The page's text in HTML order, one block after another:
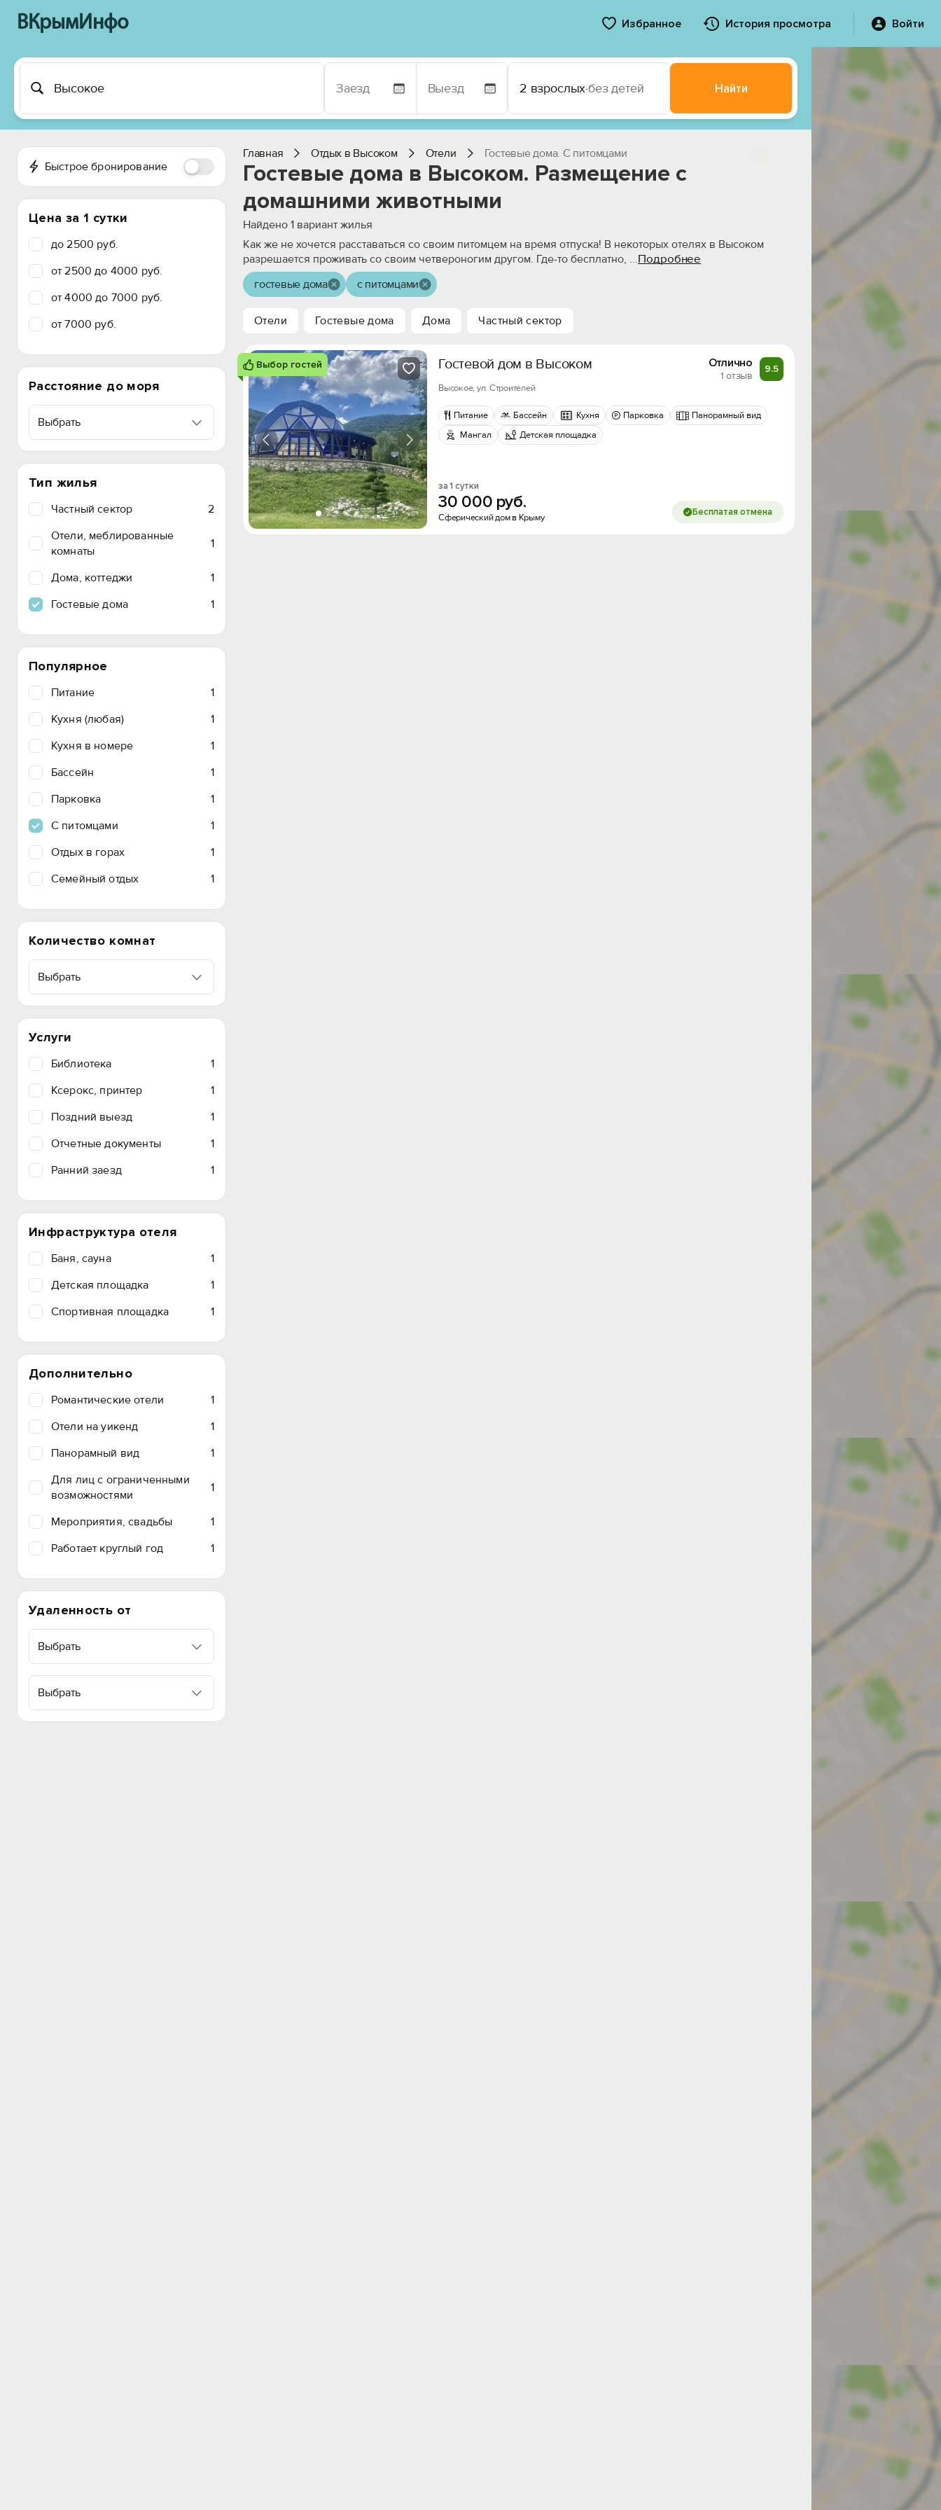
ВКрымИнфо Избранное История просмотра Войти
2 взрослых·без детей Найти
Быстрое бронирование
Цена за 1 сутки
до 2500 руб.
от 2500 до 4000 руб.
от 4000 до 7000 руб.
от 7000 руб.
Расстояние до моря
Выбрать
Тип жилья
Частный сектор
2
Отели, меблированные
комнаты
1
Дома, коттеджи
1
Гостевые дома
1
Популярное
Питание
1
Кухня (любая)
1
Кухня в номере
1
Бассейн
1
Парковка
1
C питомцами
1
Отдых в горах
1
Семейный отдых
1
Количество комнат
Выбрать
Услуги
Библиотека
1
Ксерокс, принтер
1
Поздний выезд
1
Отчетные документы
1
Ранний заезд
1
Инфраструктура отеля
Баня, сауна
1
Детская площадка
1
Спортивная площадка
1
Дополнительно
Романтические отели
1
Отели на уикенд
1
Панорамный вид
1
Для лиц с ограниченными
возможностями
1
Мероприятия, свадьбы
1
Работает круглый год
1
Удаленность от
Выбрать
Выбрать
Главная Отдых в Высоком Отели Гостевые дома. С питомцами
Гостевые дома в Высоком. Размещение с
домашними животными
Найдено 1 вариант жилья
Как же не хочется расставаться со своим питомцем на время отпуска! В некоторых отелях в Высоком
разрешается проживать со своим четвероногим другом. Где-то бесплатно, ...Подробнее
гостевые дома с питомцами
Отели Гостевые дома Дома Частный сектор
Выбор гостей Гостевой дом в Высоком Отлично
1 отзыв
9.5
Высокое, ул. Cтроителей
Питание Бассейн Кухня Парковка
Панорамный вид
Мангал
Детская площадка
за 1 сутки
30 000 руб.
Сферический дом в Крыму Бесплатая отмена